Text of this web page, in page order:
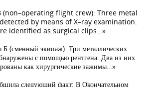
(non–operating flight crew): Three metal
by means of X–ray examination.
identified as surgical clips…»
Б (сменный экипаж): Три металлических
с помощью рентгена. Два из них
как хирургические зажимы…»
следующий факт: В Окончательном